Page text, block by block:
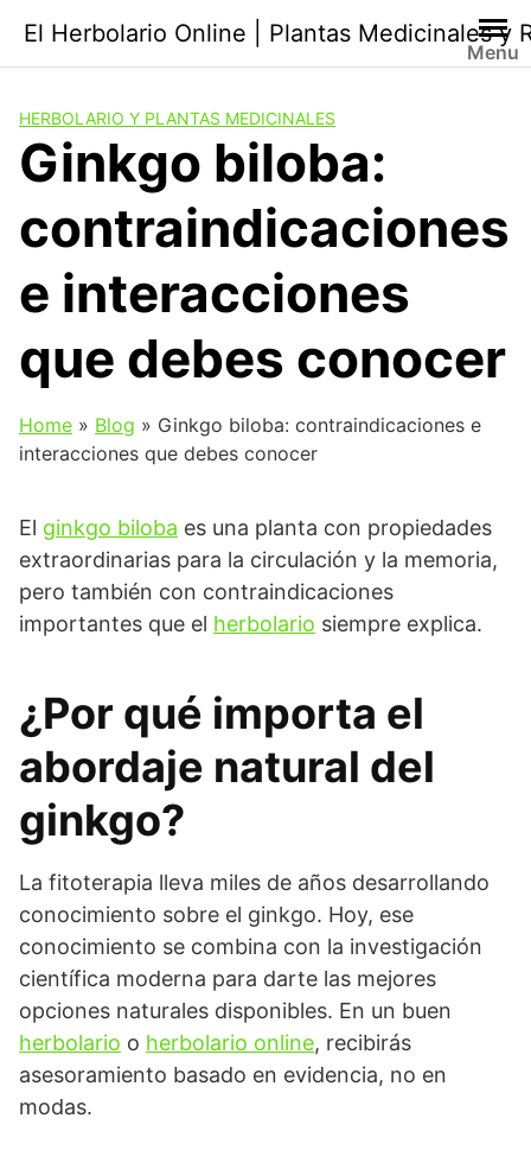
contenido
El Herbolario Online | Plantas Medicinales y
Menu
HERBOLARIO Y PLANTAS MEDICINALES
Ginkgo biloba:
contraindicaciones
e interacciones
que debes conocer
Home » Blog » Ginkgo biloba: contraindicaciones e
interacciones que debes conocer
El ginkgo biloba es una planta con propiedades
extraordinarias para la circulación y la memoria,
pero también con contraindicaciones
importantes que el herbolario siempre explica.
¿Por qué importa el
abordaje natural del
ginkgo?
La fitoterapia lleva miles de años desarrollando
conocimiento sobre el ginkgo. Hoy, ese
conocimiento se combina con la investigación
científica moderna para darte las mejores
opciones naturales disponibles. En un buen
herbolario o herbolario online, recibirás
asesoramiento basado en evidencia, no en
modas.